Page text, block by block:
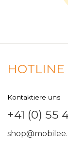
HOTLINE
Kontaktiere uns
+41 (0) 55